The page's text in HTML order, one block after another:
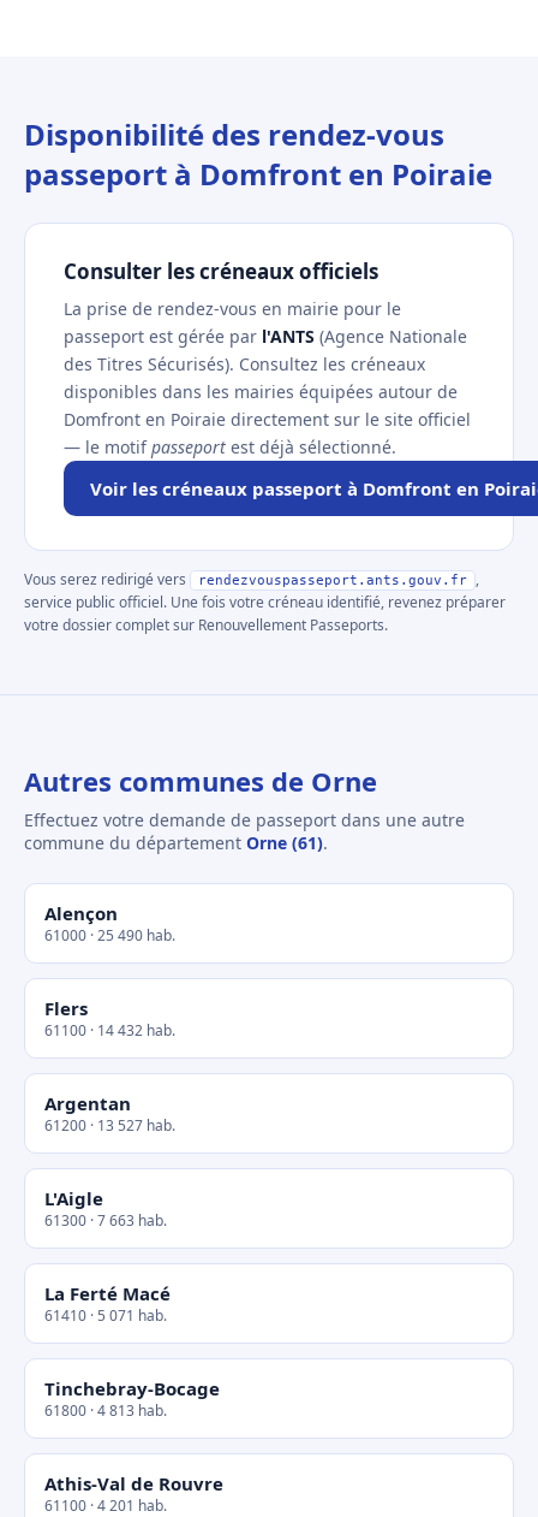
Disponibilité des rendez-vous
passeport à Domfront en Poiraie
Consulter les créneaux officiels
La prise de rendez-vous en mairie pour le
passeport est gérée par l'ANTS (Agence Nationale
des Titres Sécurisés). Consultez les créneaux
disponibles dans les mairies équipées autour de
Domfront en Poiraie directement sur le site officiel
— le motifpasseport est déjà sélectionné.
Voir les créneaux passeport à Domfront en
Vous serez redirigé vers rendezvouspasseport.ants.gouv.fr
,
service public officiel. Une fois votre créneau identifié, revenez préparer
votre dossier complet sur Renouvellement Passeports.
Autres communes de Orne
Effectuez votre demande de passeport dans une autre
commune du département Orne (61).
Alençon
61000 · 25 490 hab.
Flers
61100 · 14 432 hab.
Argentan
61200 · 13 527 hab.
L'Aigle
61300 · 7 663 hab.
La Ferté Macé
61410 · 5 071 hab.
Tinchebray-Bocage
61800 · 4 813 hab.
Athis-Val de Rouvre
61100 · 4 201 hab.